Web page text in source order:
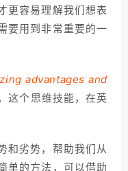
更容易理解我们想表
要用到非常重要的一
advantages and
这个思维技能，在英
和劣势，帮助我们从
单的方法，可以借助